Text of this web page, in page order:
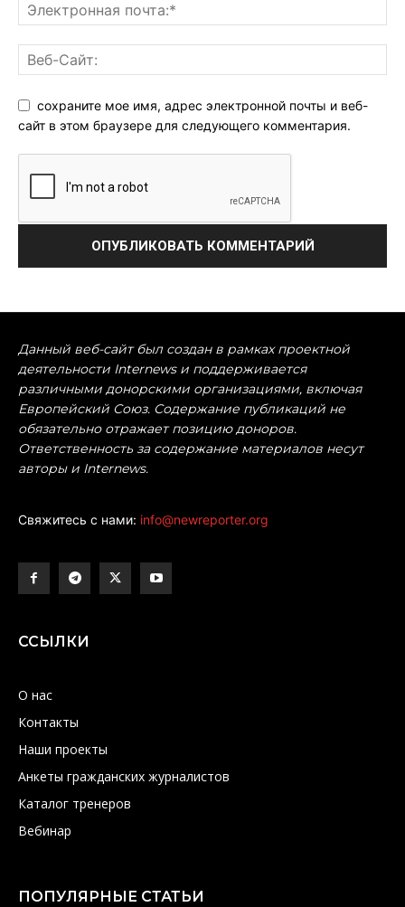
сохраните мое имя, адрес электронной почты и веб-
сайт в этом браузере для следующего комментария.
Данный веб-сайт был создан в рамках проектной
деятельности Internews и поддерживается
различными донорскими организациями, включая
Европейский Союз. Содержание публикаций не
обязательно отражает позицию доноров.
Ответственность за содержание материалов несут
авторы и Internews.
Свяжитесь с нами: info@newreporter.org
ССЫЛКИ
О нас
Контакты
Наши проекты
Анкеты гражданских журналистов
Каталог тренеров
Вебинар
ПОПУЛЯРНЫЕ СТАТЬИ